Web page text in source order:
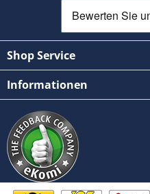
Shop Service
Informationen